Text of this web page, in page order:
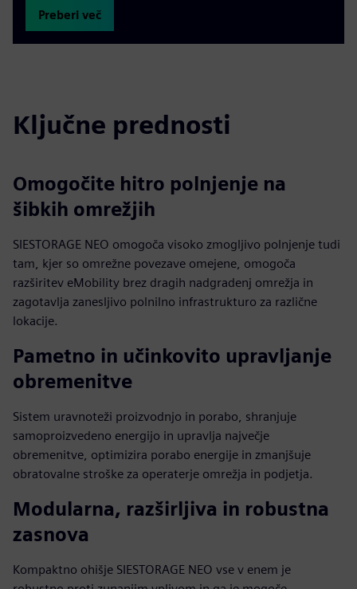
Preberi več
Ključne prednosti
Omogočite hitro polnjenje na
šibkih omrežjih
SIESTORAGE NEO omogoča visoko zmogljivo polnjenje tudi
tam, kjer so omrežne povezave omejene, omogoča
razširitev eMobility brez dragih nadgradenj omrežja in
zagotavlja zanesljivo polnilno infrastrukturo za različne
lokacije.
Pametno in učinkovito upravljanje
obremenitve
Sistem uravnoteži proizvodnjo in porabo, shranjuje
samoproizvedeno energijo in upravlja največje
obremenitve, optimizira porabo energije in zmanjšuje
obratovalne stroške za operaterje omrežja in podjetja.
Modularna, razširljiva in robustna
zasnova
Kompaktno ohišje SIESTORAGE NEO vse v enem je